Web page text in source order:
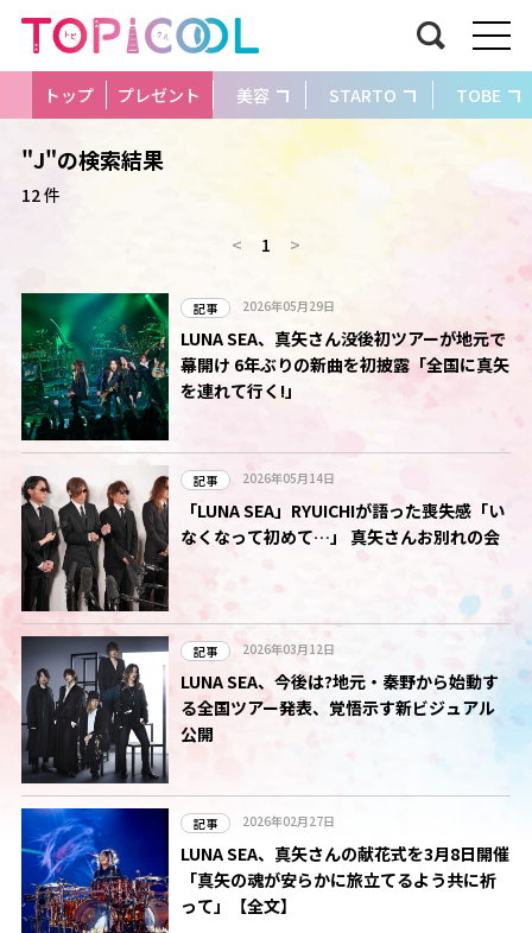
トップ プレゼント 美容 STARTO TOBE
"J"の検索結果
12 件
< 1 >
記事 2026年05月29日
LUNA SEA、真矢さん没後初ツアーが地元で
幕開け 6年ぶりの新曲を初披露「全国に真矢
を連れて行く!」
記事 2026年05月14日
「LUNA SEA」RYUICHIが語った喪失感「い
なくなって初めて…」 真矢さんお別れの会
記事 2026年03月12日
LUNA SEA、今後は?地元・秦野から始動す
る全国ツアー発表、覚悟示す新ビジュアル
公開
記事 2026年02月27日
LUNA SEA、真矢さんの献花式を3月8日開催
「真矢の魂が安らかに旅立てるよう共に祈
って」【全文】